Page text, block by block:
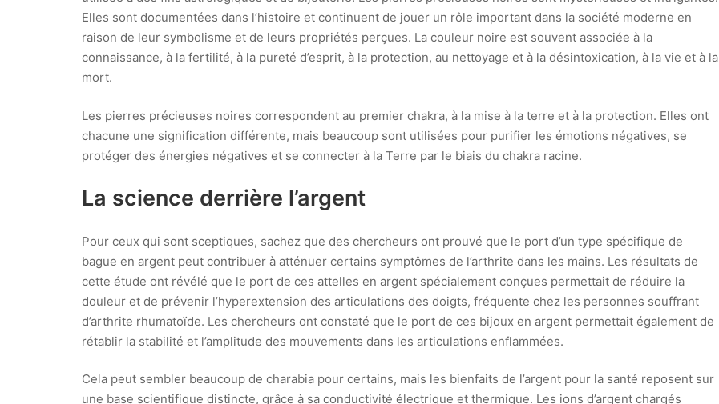
Elles sont documentées dans l’histoire et continuent de jouer un rôle important dans la société moderne en
raison de leur symbolisme et de leurs propriétés perçues. La couleur noire est souvent associée à la
connaissance, à la fertilité, à la pureté d’esprit, à la protection, au nettoyage et à la désintoxication, à la vie et à la
mort.
Les pierres précieuses noires correspondent au premier chakra, à la mise à la terre et à la protection. Elles ont
chacune une signification différente, mais beaucoup sont utilisées pour purifier les émotions négatives, se
protéger des énergies négatives et se connecter à la Terre par le biais du chakra racine.
La science derrière l’argent
Pour ceux qui sont sceptiques, sachez que des chercheurs ont prouvé que le port d’un type spécifique de
bague en argent peut contribuer à atténuer certains symptômes de l’arthrite dans les mains. Les résultats de
cette étude ont révélé que le port de ces attelles en argent spécialement conçues permettait de réduire la
douleur et de prévenir l’hyperextension des articulations des doigts, fréquente chez les personnes souffrant
d’arthrite rhumatoïde. Les chercheurs ont constaté que le port de ces bijoux en argent permettait également de
rétablir la stabilité et l’amplitude des mouvements dans les articulations enflammées.
Cela peut sembler beaucoup de charabia pour certains, mais les bienfaits de l’argent pour la santé reposent sur
une base scientifique distincte, grâce à sa conductivité électrique et thermique. Les ions d’argent chargés